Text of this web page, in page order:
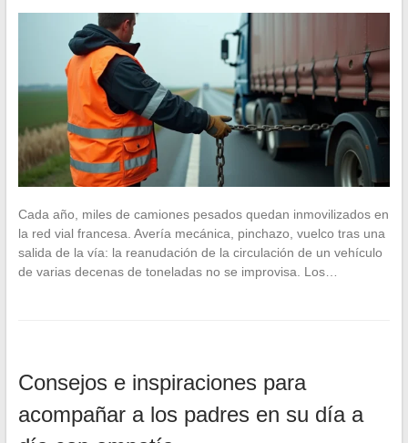
Cada año, miles de camiones pesados quedan inmovilizados en
la red vial francesa. Avería mecánica, pinchazo, vuelco tras una
salida de la vía: la reanudación de la circulación de un vehículo
de varias decenas de toneladas no se improvisa. Los…
Consejos e inspiraciones para
acompañar a los padres en su día a